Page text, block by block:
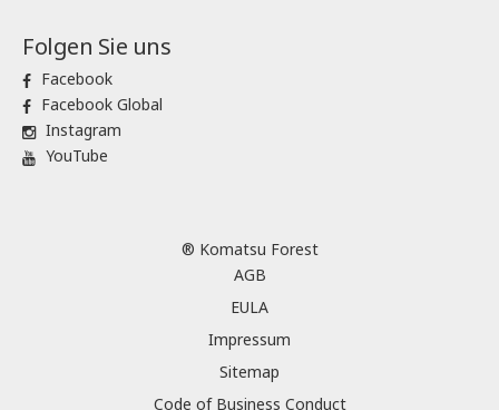
Folgen Sie uns
Facebook
Facebook Global
Instagram
YouTube
® Komatsu Forest
AGB
EULA
Impressum
Sitemap
Code of Business Conduct